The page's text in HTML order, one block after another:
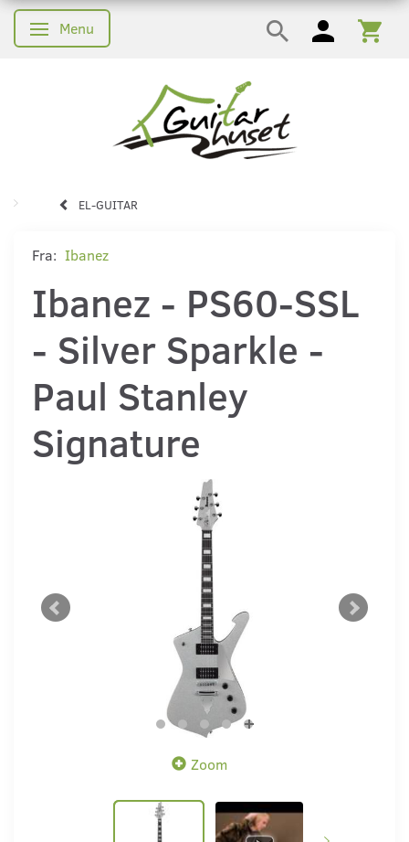
Skifte navigation
Menu
EL-GUITAR
Fra: Ibanez
Ibanez - PS60-SSL
- Silver Sparkle -
Paul Stanley
Signature
Zoom